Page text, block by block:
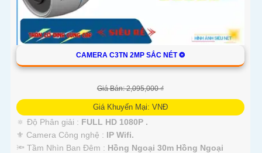
CAMERA C3TN 2MP SẮC NÉT ❂
Giá Bán: 2,095,000 ₫
Giá Khuyến Mại: VNĐ
🔅 Độ Phân giải : FULL HD 1080P .
⚜️ Camera Công nghệ : IP Wifi.
🔦 Tầm Nhìn Ban Đêm : Hồng Ngoại 30m Hồng Ngoại